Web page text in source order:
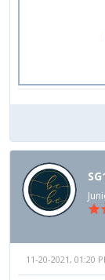
11-20-2021, 01:20